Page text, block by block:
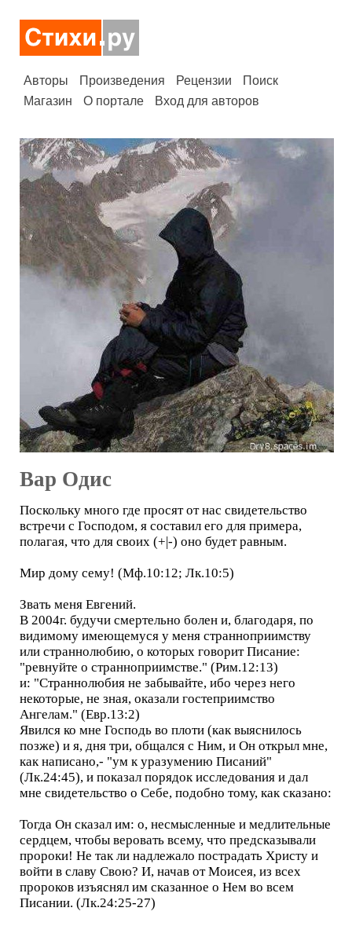
Авторы Произведения Рецензии
Поиск
Магазин
О портале Вход для авторов
Вар Одис
Поскольку много где просят от нас свидетельство
встречи с Господом, я составил его для примера,
полагая, что для своих (+|-) оно будет равным.
Мир дому сему! (Мф.10:12; Лк.10:5)
Звать меня Евгений.
В 2004г. будучи смертельно болен и, благодаря, по
видимому имеющемуся у меня странноприимству
или страннолюбию, о которых говорит Писание:
"ревнуйте о странноприимстве." (Рим.12:13)
и: "Страннолюбия не забывайте, ибо через него
некоторые, не зная, оказали гостеприимство
Ангелам." (Евр.13:2)
Явился ко мне Господь во плоти (как выяснилось
позже) и я, дня три, общался с Ним, и Он открыл мне,
как написано,- "ум к уразумению Писаний"
(Лк.24:45), и показал порядок исследования и дал
мне свидетельство о Себе, подобно тому, как сказано:
Тогда Он сказал им: о, несмысленные и медлительные
сердцем, чтобы веровать всему, что предсказывали
пророки! Не так ли надлежало пострадать Христу и
войти в славу Свою? И, начав от Моисея, из всех
пророков изъяснял им сказанное о Нем во всем
Писании. (Лк.24:25-27)